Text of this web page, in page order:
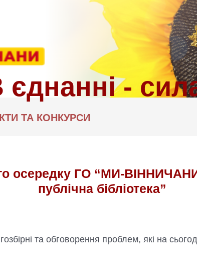
ТА КОНКУРСИ
осередку ГО “МИ-
публічна бібліотека”
та обговорення проблем, які на